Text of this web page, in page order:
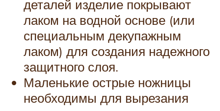
деталей изделие покрывают
лаком на водной основе (или
специальным декупажным
лаком) для создания надежного
защитного слоя.
Маленькие острые ножницы
необходимы для вырезания